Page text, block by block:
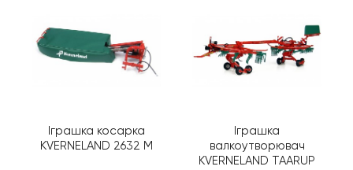
Іграшка косарка
KVERNELAND 2632 M
Іграшка
валкоутворювач
KVERNELAND TAARUP